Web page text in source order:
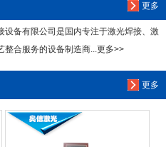
更多
备有限公司是国内专注于激光焊接、激
整合服务的设备制造商...更多>>
更多